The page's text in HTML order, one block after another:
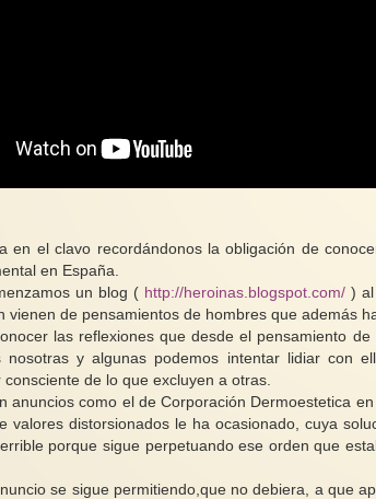
en el clavo recordándonos la obligación de
en España.
un blog ( http://heroinas.blogspot.com/ ) al
vienen de pensamientos de hombres que además
las reflexiones que desde el pensamiento
nosotras y algunas podemos intentar lidiar con
de lo que excluyen a otras.
anuncios como el de Corporación Dermoestetica
valores distorsionados le ha ocasionado, cuya
porque sigue perpetuando ese orden que
se sigue permitiendo,que no debiera, a que